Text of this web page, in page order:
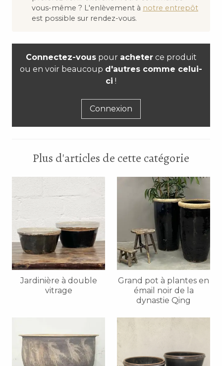
vous-même ? L'enlèvement à notre entrepôt
est possible sur rendez-vous.
Connectez-vouspour acheterce produit
ou en voir beaucoup d'autres comme celui-
ci !
Connexion
Plus d'articles de cette catégorie
Jardinière à double
vitrage
Grand pot à plantes en
émail noir de la
dynastie Qing